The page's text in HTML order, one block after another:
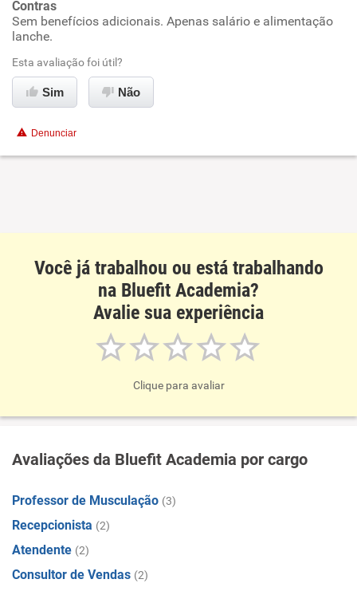
Benefícios
Recomenda a diretoria
Contras
Sem benefícios adicionais. Apenas salário e alimentação
lanche.
Esta avaliação foi útil?
Sim Não
Denunciar
Você já trabalhou ou está trabalhando
na Bluefit Academia?
Avalie sua experiência
Clique para avaliar
Avaliações da Bluefit Academia por cargo
Professor de Musculação (3)
Recepcionista (2)
Atendente (2)
Consultor de Vendas (2)